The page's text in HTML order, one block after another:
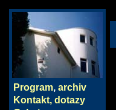
Program, archiv
Kontakt, dotazy